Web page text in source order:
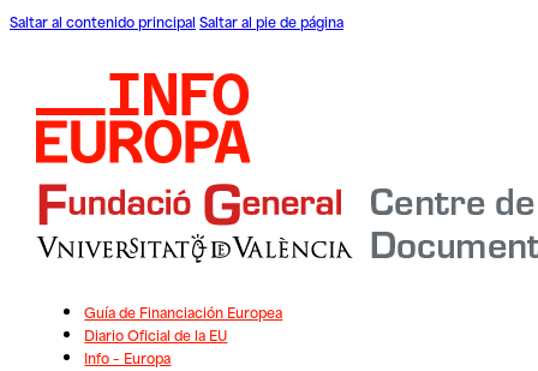
Saltar al contenido principal Saltar al pie de página
Guía de Financiación Europea
Diario Oficial de la EU
Info – Europa